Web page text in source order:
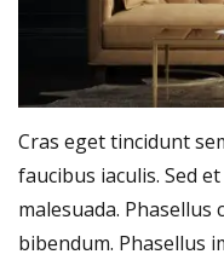
Cras eget tincidunt
faucibus iaculis. Sed
malesuada.
bibendum. Phasellus